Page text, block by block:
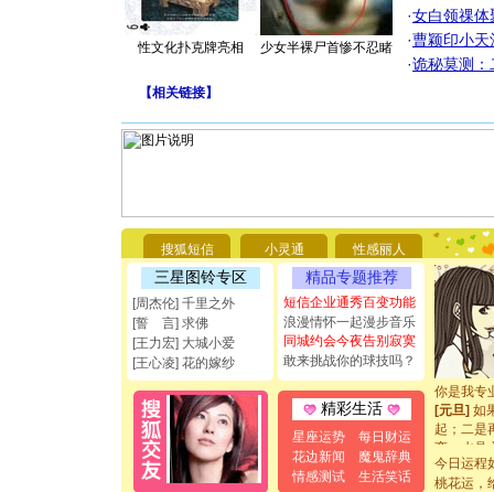
性文化扑克牌亮相 少女半裸尸首惨不忍睹
·女白领祼体
·曹颖印小天
·诡秘莫测：
【相关链接】
搜狐短信 小灵通 性感丽人
三星图铃专区
[周杰伦] 千里之外
[誓 言] 求佛
[王力宏] 大城小爱
[王心凌] 花的嫁纱
精品专题推荐
短信企业通秀百变功能
浪漫情怀一起漫步音乐
同城约会今夜告别寂寞
敢来挑战你的球技吗？
精彩生活
星座运势
每日财运
花边新闻
魔鬼辞典
情感测试
生活笑话
你太多，
要平安！
[圣诞节]
能正大光
都要快乐
[圣诞节]
如意,快
[元旦]看
断电。爱
你是我专
[元旦]如
起；二是
离。水晶
[元旦]当
泣，这痛
今日运程
桃花运，